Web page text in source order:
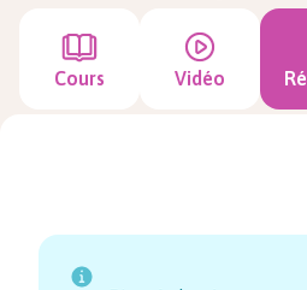
Cours Vidéo